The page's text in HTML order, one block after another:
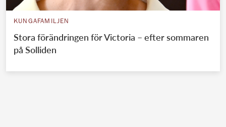
KUNGAFAMILJEN
Stora förändringen för Victoria – efter sommaren
på Solliden